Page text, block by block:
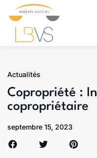
Actualités
Copropriété :
copropriétaire
septembre 15, 2023